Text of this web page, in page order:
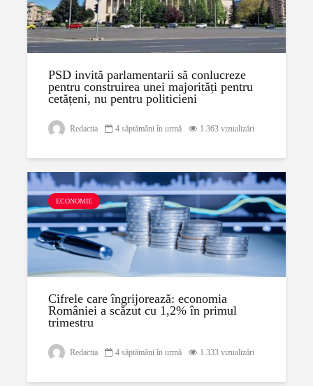
PSD invită parlamentarii să conlucreze
pentru construirea unei majorități pentru
cetățeni, nu pentru politicieni
Redactia 4 săptămâni în urmă 1.363 vizualizări
ECONOMIE
Cifrele care îngrijorează: economia
României a scăzut cu 1,2% în primul
trimestru
Redactia 4 săptămâni în urmă 1.333 vizualizări